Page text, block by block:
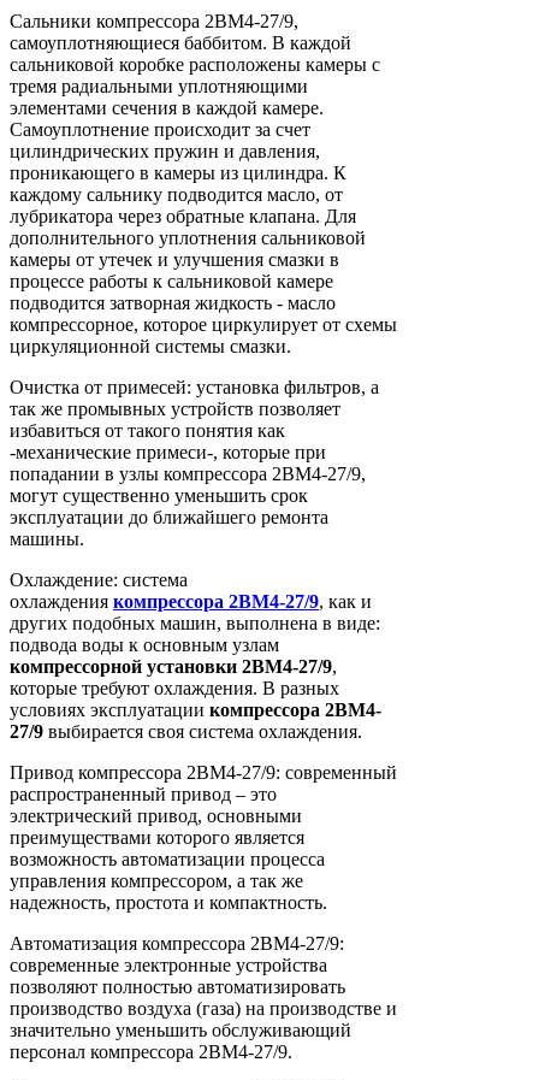
Сальники компрессора 2ВМ4-27/9,
самоуплотняющиеся баббитом. В каждой
сальниковой коробке расположены камеры с
тремя радиальными уплотняющими
элементами сечения в каждой камере.
Самоуплотнение происходит за счет
цилиндрических пружин и давления,
проникающего в камеры из цилиндра. К
каждому сальнику подводится масло, от
лубрикатора через обратные клапана. Для
дополнительного уплотнения сальниковой
камеры от утечек и улучшения смазки в
процессе работы к сальниковой камере
подводится затворная жидкость - масло
компрессорное, которое циркулирует от схемы
циркуляционной системы смазки.
Очистка от примесей: установка фильтров, а
так же промывных устройств позволяет
избавиться от такого понятия как
-механические примеси-, которые при
попадании в узлы компрессора 2ВМ4-27/9,
могут существенно уменьшить срок
эксплуатации до ближайшего ремонта
машины.
Охлаждение: система
охлаждения компрессора 2ВМ4-27/9, как и
других подобных машин, выполнена в виде:
подвода воды к основным узлам
компрессорной установки 2ВМ4-27/9,
которые требуют охлаждения. В разных
условиях эксплуатации компрессора 2ВМ4-
27/9 выбирается своя система охлаждения.
Привод компрессора 2ВМ4-27/9: современный
распространенный привод – это
электрический привод, основными
преимуществами которого является
возможность автоматизации процесса
управления компрессором, а так же
надежность, простота и компактность.
Автоматизация компрессора 2ВМ4-27/9:
современные электронные устройства
позволяют полностью автоматизировать
производство воздуха (газа) на производстве и
значительно уменьшить обслуживающий
персонал компрессора 2ВМ4-27/9.